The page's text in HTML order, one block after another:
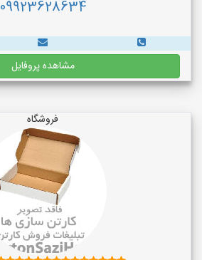
09923628634
مشاهده پروفایل
فروشگاه